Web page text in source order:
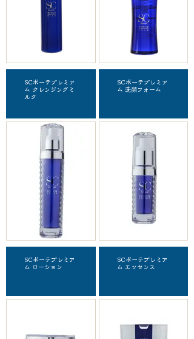
SCボーテプレミア
ム クレンジングミ
ルク
SCボーテプレミア
ム 洗顔フォーム
SCボーテプレミア
ム ローション
SCボーテプレミア
ム エッセンス